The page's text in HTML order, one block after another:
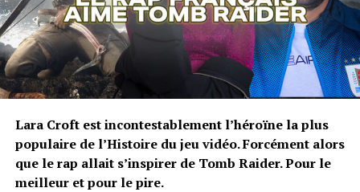
Lara Croft est incontestablement l’héroïne la plus
populaire de l’Histoire du jeu vidéo. Forcément alors
que le rap allait s’inspirer de Tomb Raider. Pour le
meilleur et pour le pire.